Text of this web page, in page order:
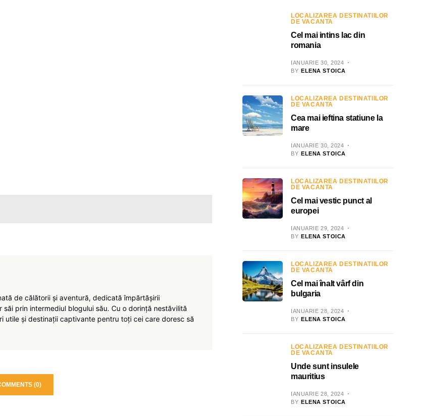
de călătorii și aventură, dedicată împărtășirii
prin intermediul blogului său. Cu o dorință nestăvilită
utile și destinații captivante pentru toți cei care doresc să
(0)
LOCALIZAREA DESTINATIILOR
DE VACANTA
Cel mai intins lac din
romania
IANUARIE 30, 2024
BY ELENA STOICA
LOCALIZAREA DESTINATIILOR
DE VACANTA
Cea mai ieftina statiune la
mare
IANUARIE 30, 2024
BY ELENA STOICA
LOCALIZAREA DESTINATIILOR
DE VACANTA
Cel mai vestic punct al
europei
IANUARIE 29, 2024
BY ELENA STOICA
LOCALIZAREA DESTINATIILOR
DE VACANTA
Cel mai înalt vârf din
bulgaria
IANUARIE 28, 2024
BY ELENA STOICA
LOCALIZAREA DESTINATIILOR
DE VACANTA
Unde sunt insulele
mauritius
IANUARIE 28, 2024
BY ELENA STOICA